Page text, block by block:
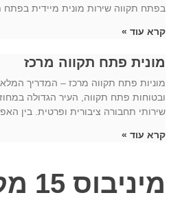
בפתח תקווה שירות מונית מיידית בפתח
קרא עוד »
מונית פתח תקווה מרכז
מוניות פתח תקווה מרכז – המדריך המלא
ובטוחות פתח תקווה, העיר הגדולה
שירותי תחבורה ציבורית ופרטית. בין
קרא עוד »
מיניבוס 15 מקומות